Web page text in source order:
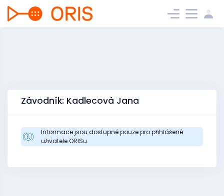
Závodník: Kadlecová Jana
Informace jsou dostupné pouze pro přihlášené
uživatele ORISu.